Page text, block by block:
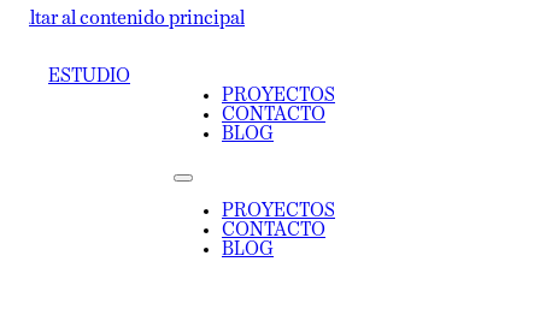
al contenido principal
ESTUDIO
PROYECTOS
CONTACTO
BLOG
PROYECTOS
CONTACTO
BLOG